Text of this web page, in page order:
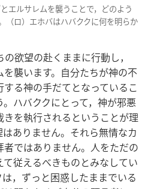
エルサレムを襲うことで，どのよう
（ロ）エホバはハバククに何を明らか
欲望の赴くままに行動し，
襲います。自分たちが神の不
る神の手だてとなっているこ
ハバククにとって，神が邪悪
を執行されるということが理
ありません。それら無情なカ
ではありません。人をただの
て従えるべきものとみなしてい
，ずっと困惑したままでいる